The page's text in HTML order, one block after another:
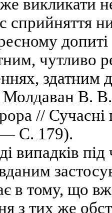
викликати
сприйняття
чутливо
здатним
В. В.
//
С. 179).
випадків під
в тому, що
з тих же